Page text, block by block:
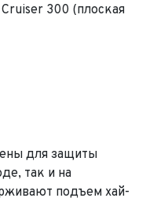
300 (плоская
для защиты
так и на
подъем хай-